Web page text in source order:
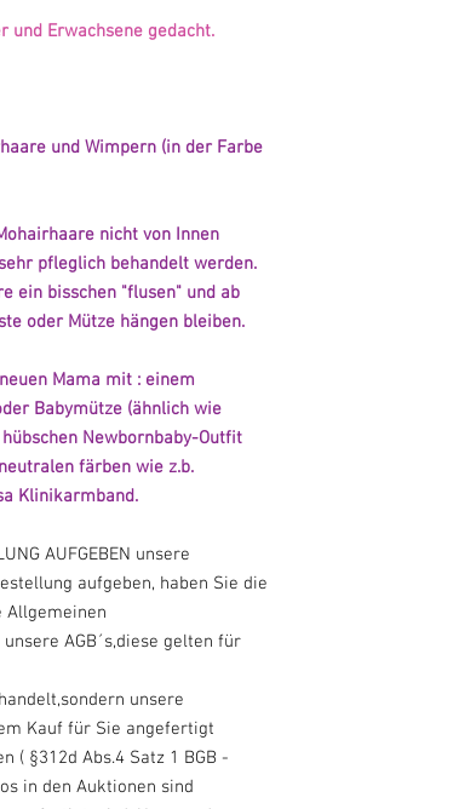
und Erwachsene gedacht.
und Wimpern (in der Farbe
nicht von Innen
pfleglich behandelt werden.
ein bisschen "flusen" und ab
oder Mütze hängen bleiben.
Mama mit : einem
Babymütze (ähnlich wie
Newbornbaby-Outfit
färben wie z.b.
Klinikarmband.
AUFGEBEN unsere
aufgeben, haben Sie die
Allgemeinen
AGB´s,diese gelten für
unsere
Kauf für Sie angefertigt
( §312d Abs.4 Satz 1 BGB -
in den Auktionen sind